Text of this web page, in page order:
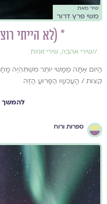
שיר מאת
משי פרץ דרור
* (לא הייתי
//שירי אהבה, שירי זוגיות
הַיּוֹם אַתָּה מַמָּשִׁי יוֹתֵר מִשֶּׁתִּהְיֶה
קְצוֹת / הָעַכְשָׁו הַפָּרוּעַ הַזֶּה
להמשך
ספרות ורוח